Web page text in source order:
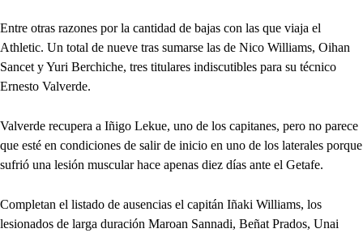
Entre otras razones por la cantidad de bajas con las que viaja el
Athletic. Un total de nueve tras sumarse las de Nico Williams, Oihan
Sancet y Yuri Berchiche, tres titulares indiscutibles para su técnico
Ernesto Valverde.
Valverde recupera a Iñigo Lekue, uno de los capitanes, pero no parece
que esté en condiciones de salir de inicio en uno de los laterales porque
sufrió una lesión muscular hace apenas diez días ante el Getafe.
Completan el listado de ausencias el capitán Iñaki Williams, los
lesionados de larga duración Maroan Sannadi, Beñat Prados, Unai